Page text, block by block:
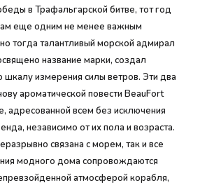
в Трафальгарской битве, тот год
еще одним не менее важным
тогда талантливый морской адмирал
название марки, создал
измерения силы ветров. Эти два
ароматической повести BeauFort
адресованной всем без исключения
независимо от их пола и возраста.
связана с морем, так и все
модного дома сопровождаются
атмосферой корабля,